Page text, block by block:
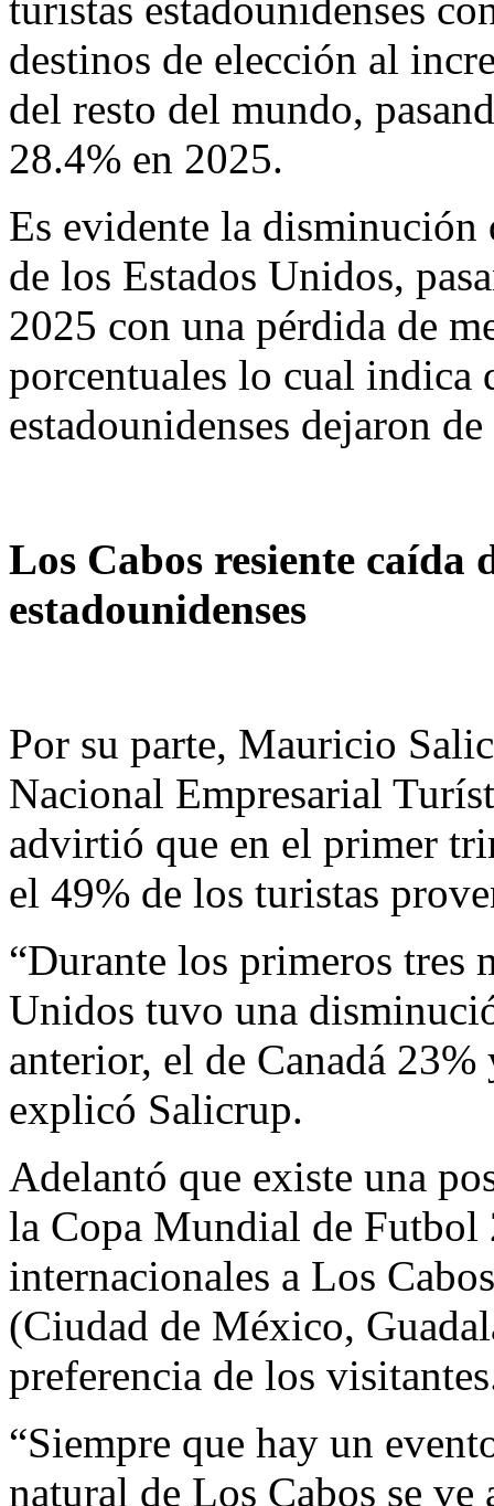
turistas estadounidenses
destinos de elección al
del resto del mundo,
28.4% en 2025.
Es evidente la
de los Estados Unidos,
2025 con una pérdida de
porcentuales lo cual indica
estadounidenses dejaron
Los Cabos resiente caída
estadounidenses
Por su parte, Mauricio
Nacional Empresarial
advirtió que en el primer
el 49% de los turistas
“Durante los primeros tres
Unidos tuvo una
anterior, el de Canadá
explicó Salicrup.
Adelantó que existe una
la Copa Mundial de Futbol
internacionales a Los
(Ciudad de México,
preferencia de los
“Siempre que hay un
natural de Los Cabos se